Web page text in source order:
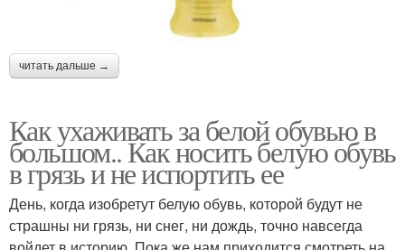
читать дальше →
Как ухаживать за белой обувью в
большом.. Как носить белую обувь
в грязь и не испортить ее
День, когда изобретут белую обувь, которой будут не
страшны ни грязь, ни снег, ни дождь, точно навсегда